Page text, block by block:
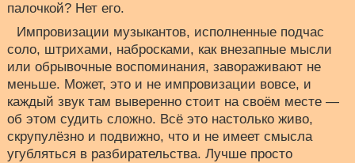
палочкой? Нет его.
Импровизации музыкантов, исполненные подчас
соло, штрихами, набросками, как внезапные мысли
или обрывочные воспоминания, завораживают не
меньше. Может, это и не импровизации вовсе, и
каждый звук там выверенно стоит на своём месте —
об этом судить сложно. Всё это настолько живо,
скрупулёзно и подвижно, что и не имеет смысла
угубляться в разбирательства. Лучше просто